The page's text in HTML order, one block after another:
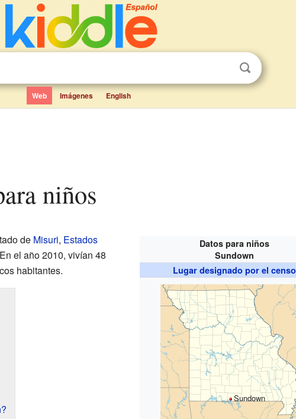
Web Imágenes English
niños
Datos para niños
Sundown
Lugar designado por el censo
Sundown
de Misuri, Estados
el año 2010, vivían 48
habitantes.